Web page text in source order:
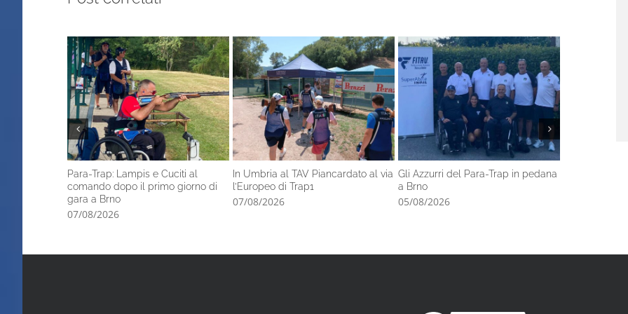
Para-Trap: Lampis e Cuciti al
comando dopo il primo giorno di
gara a Brno
07/08/2026
In Umbria al TAV Piancardato al via
l’Europeo di Trap1
07/08/2026
Gli Azzurri del Para-Trap in pedana
a Brno
05/08/2026